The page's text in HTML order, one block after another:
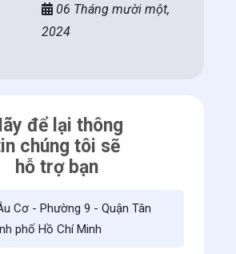
06 Tháng mười một,
2024
để lại thông
chúng tôi sẽ
hỗ trợ bạn
Cơ - Phường 9 - Quận Tân
phố Hồ Chí Minh